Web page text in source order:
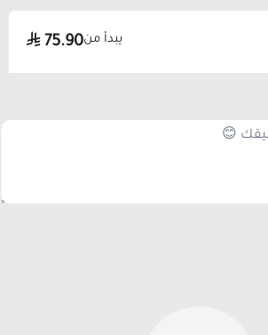
يبدأ من75.90